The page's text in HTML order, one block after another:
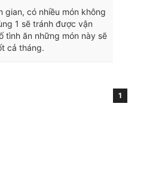
gian, có nhiều món không
1 sẽ tránh được vận
tình ăn những món này sẽ
cả tháng.
1